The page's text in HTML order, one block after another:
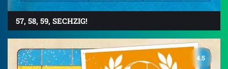
57, 58, 59, SECHZIG!
4.5